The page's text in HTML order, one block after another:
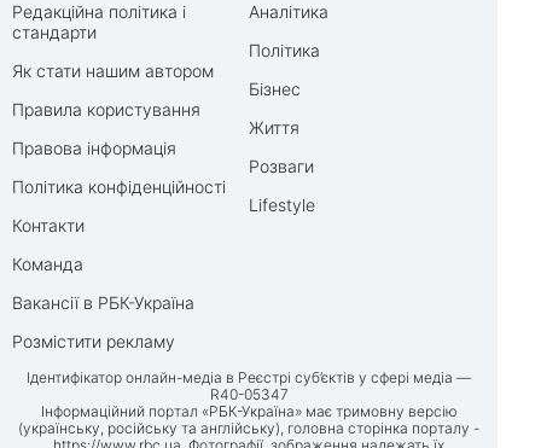
Редакційна політика і
стандарти
Як стати нашим автором
Правила користування
Правова інформація
Політика конфіденційності
Контакти
Команда
Вакансії в РБК-Україна
Розмістити рекламу
Аналітика
Політика
Бізнес
Життя
Розваги
Lifestyle
Ідентифікатор онлайн-медіа в Реєстрі суб’єктів у сфері медіа —
R40-05347
Інформаційний портал «РБК-Україна» має тримовну версію
(українську, російську та англійську), головна сторінка порталу -